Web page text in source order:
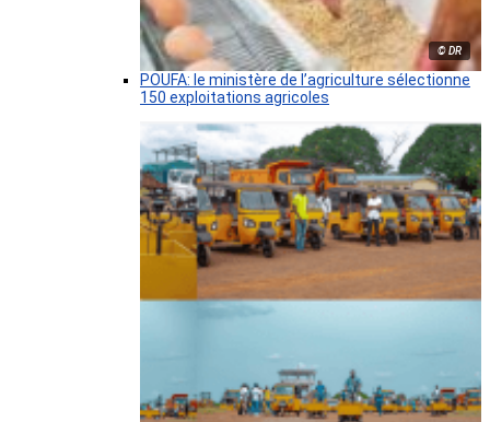
© DR
POUFA: le ministère de l’agriculture sélectionne
150 exploitations agricoles